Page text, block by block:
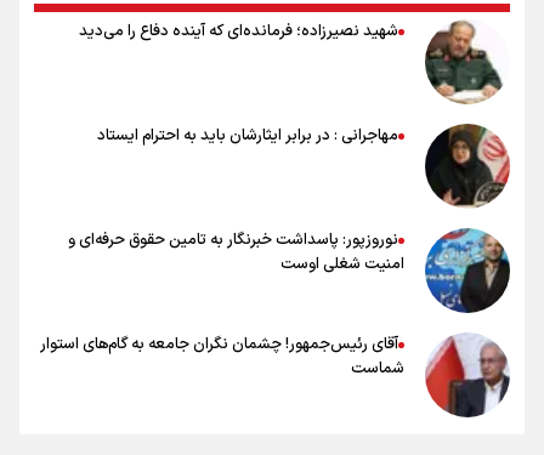
شوک بزرگ برای لیونل مسی!
سخنگوی سپاه: بازگشایی تنگۀ هرمز منوط به پذیرش شروط ایران از سوی
آمریکاست و ارتباطی به مذاکرات ایران و عمان ندارد
علت نامگذاری ۱۷ مرداد به عنوان روز خبرنگار چیست؟
ورود مواد آلاینده به منابع آب از نگرانی‌های جدی دوران جنگ است/ خطر از
دست رفتن باروری خاک
مروری بر زندگینامه خبرنگار شهید «محمود صارمی»
شهید نصیرزاده؛ فرمانده‌ای که آینده دفاع را می‌دید
مهاجرانی : در برابر ایثارشان باید به احترام ایستاد
نوروزپور: پاسداشت خبرنگار به تامین حقوق حرفه‌ای و
امنیت شغلی اوست
آقای رئیس‌جمهور! چشمان نگران جامعه به گام‌های استوار
شماست